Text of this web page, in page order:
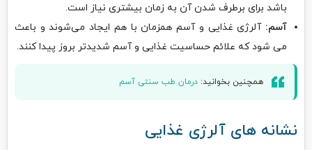
باشد برای برطرف شدن آن به زمان بیشتری نیاز است.
آسم: آلرژی غذایی و آسم همزمان با هم ایجاد می‌شوند و باعث
می ‌شود که علائم حساسیت غذایی و آسم شدیدتر بروز پیدا کنند.
همچنین بخوانید: درمان طب سنتی آسم
نشانه‌ های آلرژی غذایی